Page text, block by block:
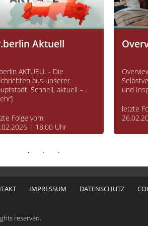
Aktuell
AKTUELL - Die
aus unserer
Schnell, aktuell –...
Folge vom:
| 18:00 Uhr
und
letzte
IMPRESSUM DATENSCHUTZ
reserved.